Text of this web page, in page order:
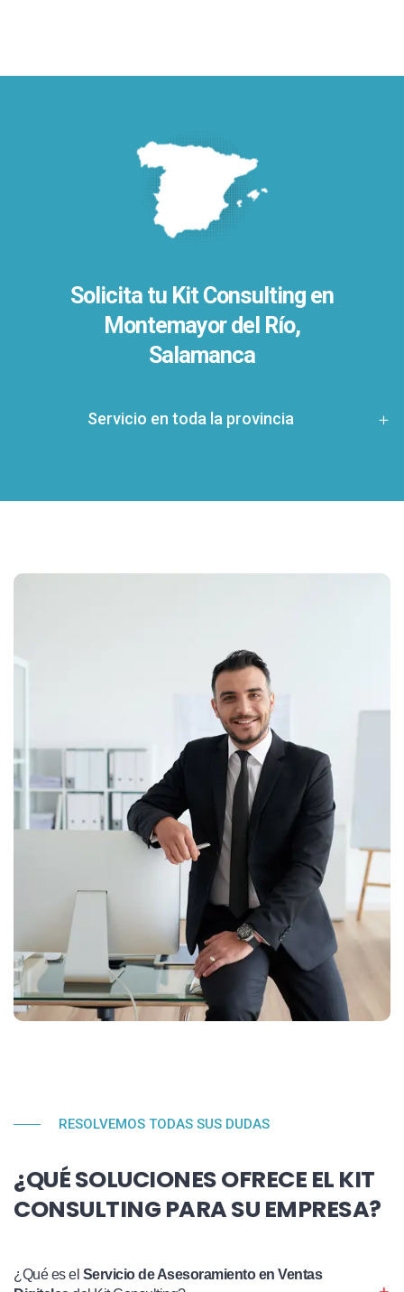
Solicita tu Kit Consulting en
Montemayor del Río,
Salamanca
Servicio en toda la provincia
RESOLVEMOS TODAS SUS DUDAS
¿QUÉ SOLUCIONES OFRECE EL KIT
CONSULTING PARA SU EMPRESA?
¿Qué es el Servicio de Asesoramiento en Ventas